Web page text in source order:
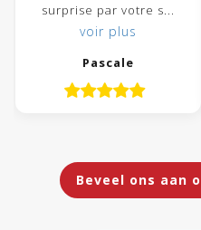
surprise par votre s...
voir plus
Pascale
Beveel ons aan